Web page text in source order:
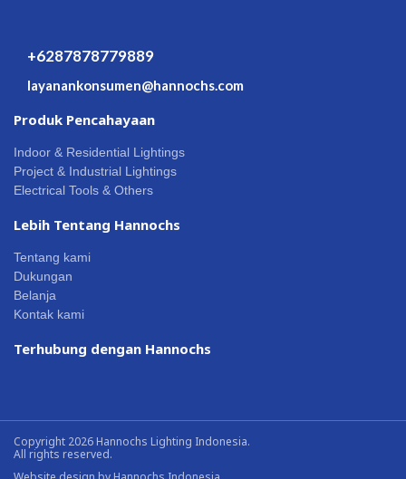
+6287878779889
layanankonsumen@hannochs.com
Produk Pencahayaan
Indoor & Residential Lightings
Project & Industrial Lightings
Electrical Tools & Others
Lebih Tentang Hannochs
Tentang kami
Dukungan
Belanja
Kontak kami
Terhubung dengan Hannochs
Copyright 2026 Hannochs Lighting Indonesia.
All rights reserved.